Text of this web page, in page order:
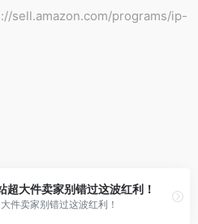
sell.amazon.com/programs/ip-
超大件卖家别错过这波红利！
件卖家别错过这波红利！